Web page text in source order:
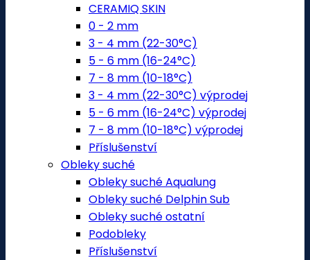
CERAMIQ SKIN
0 - 2 mm
3 - 4 mm (22-30°C)
5 - 6 mm (16-24°C)
7 - 8 mm (10-18°C)
3 - 4 mm (22-30°C) výprodej
5 - 6 mm (16-24°C) výprodej
7 - 8 mm (10-18°C) výprodej
Příslušenství
Obleky suché
Obleky suché Aqualung
Obleky suché Delphin Sub
Obleky suché ostatní
Podobleky
Příslušenství